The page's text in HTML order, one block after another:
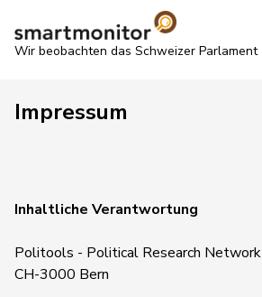
Wir beobachten das Schweizer Parlament
Impressum
Inhaltliche Verantwortung
Politools - Political Research Network
CH-3000 Bern